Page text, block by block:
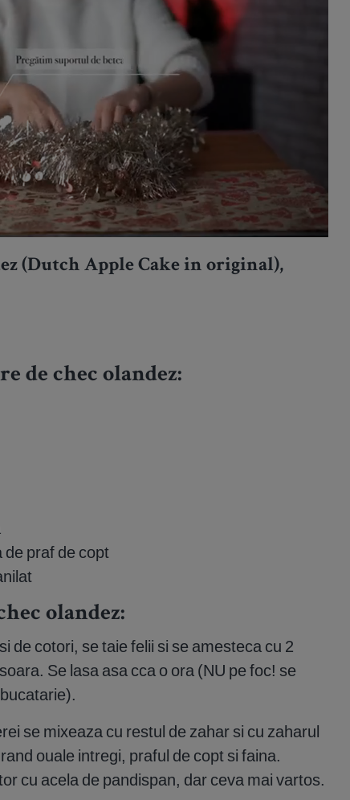
(Dutch Apple Cake in original),
de chec olandez:
de praf de copt
olandez:
de cotori, se taie felii si se amesteca cu 2
Se lasa asa cca o ora (NU pe foc! se
se mixeaza cu restul de zahar si cu zaharul
ouale intregi, praful de copt si faina.
cu acela de pandispan, dar ceva mai vartos.